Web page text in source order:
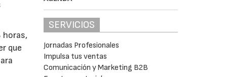
horas,
que
SERVICIOS
Jornadas Profesionales
Impulsa tus ventas
Comunicación y Marketing B2B